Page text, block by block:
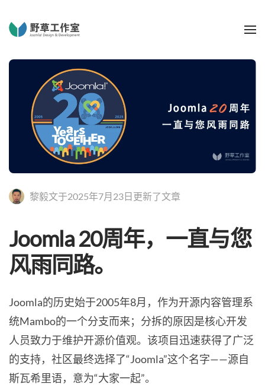
黎毅文于2025年7月23日更新了文章
Joomla 20周年，一直与您
风雨同路。
Joomla的历史始于2005年8月，作为开源内容管理系
统Mambo的一个分支而来；分拆的原因是核心开发
人员致力于维护开源价值观。该项目迅速获得了广泛
的支持，社区最终选择了“Joomla”这个名字——源自
斯瓦希里语，意为“大家一起”。